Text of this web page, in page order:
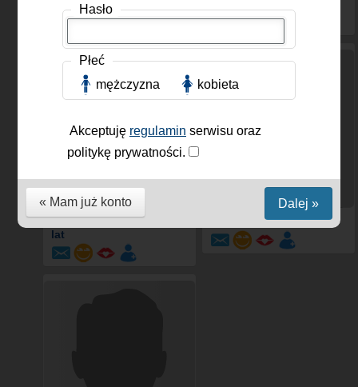
Fifi12345, Mężczyzna, 24
lat
, Kobieta, 52 lat
Hasło
Płeć
mężczyzna
kobieta
Akceptuję regulamin serwisu oraz
politykę prywatności.
« Mam już konto Dalej »